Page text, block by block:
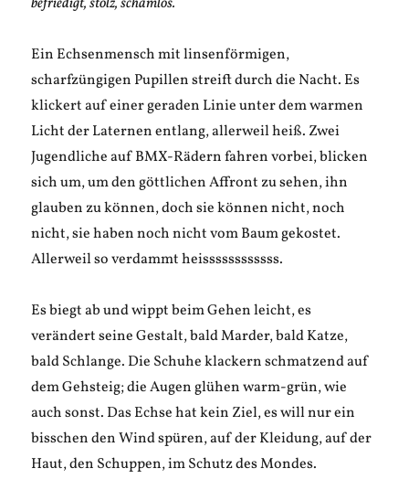
Ein Echsenmensch mit linsenförmigen,
scharfzüngigen Pupillen streift durch die Nacht. Es
klickert auf einer geraden Linie unter dem warmen
Licht der Laternen entlang, allerweil heiß. Zwei
Jugendliche auf BMX-Rädern fahren vorbei, blicken
sich um, um den göttlichen Affront zu sehen, ihn
glauben zu können, doch sie können nicht, noch
nicht, sie haben noch nicht vom Baum gekostet.
Allerweil so verdammt heissssssssssss.
Es biegt ab und wippt beim Gehen leicht, es
verändert seine Gestalt, bald Marder, bald Katze,
bald Schlange. Die Schuhe klackern schmatzend auf
dem Gehsteig; die Augen glühen warm-grün, wie
auch sonst. Das Echse hat kein Ziel, es will nur ein
bisschen den Wind spüren, auf der Kleidung, auf der
Haut, den Schuppen, im Schutz des Mondes.